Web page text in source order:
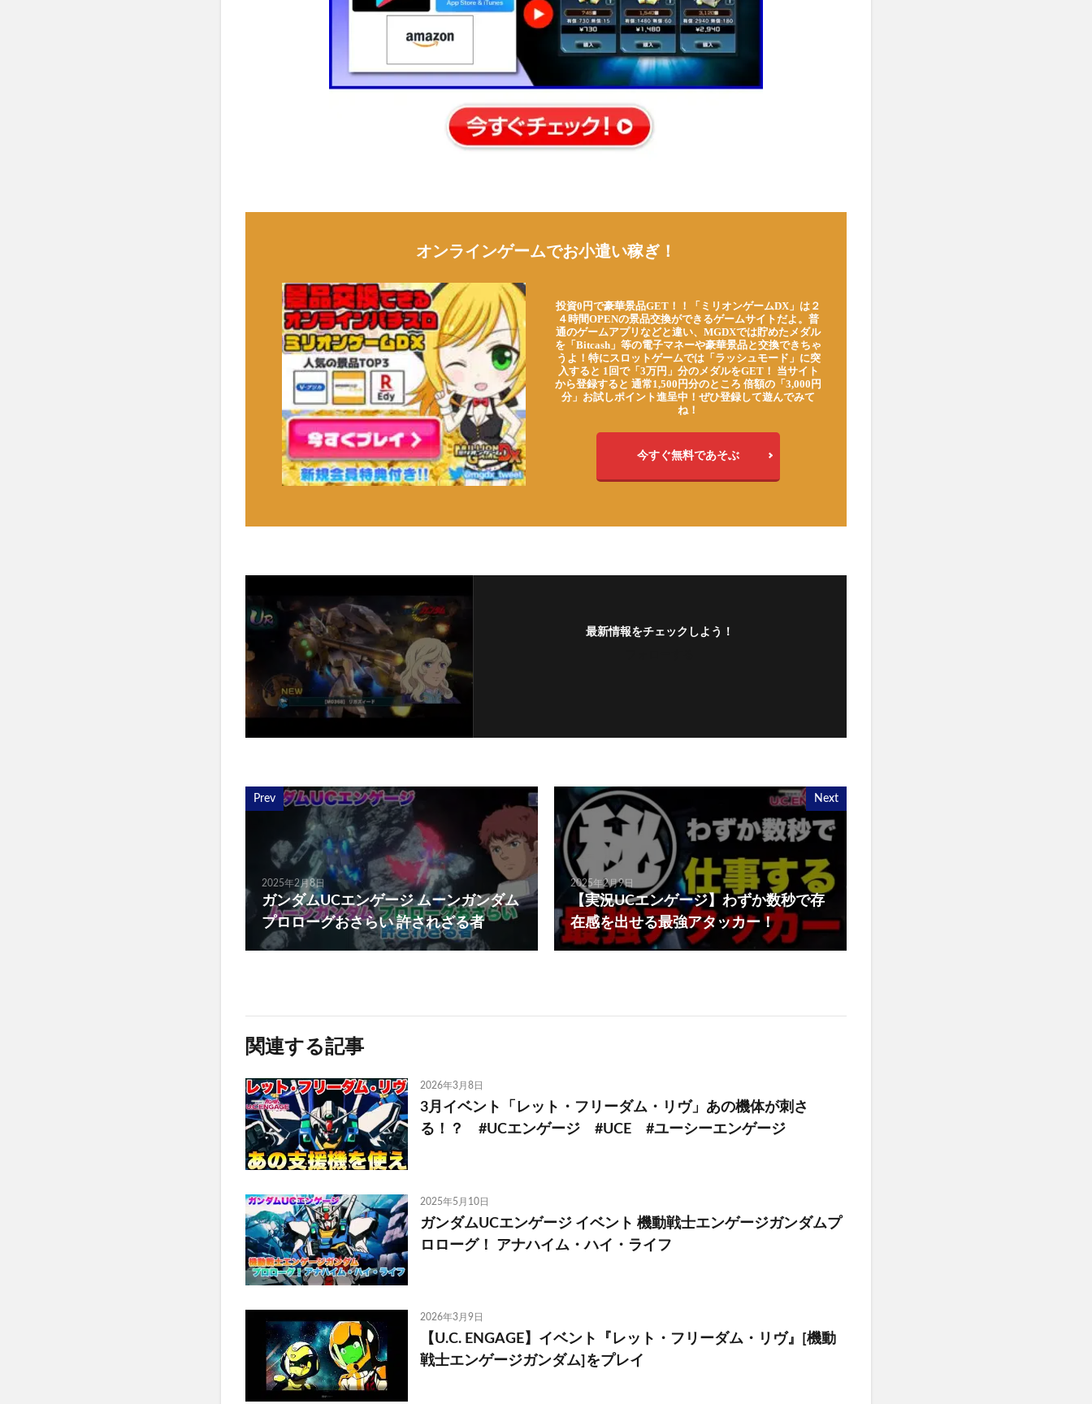
オンラインゲームでお小遣い稼ぎ！
投資0円で豪華景品GET！！「ミリオンゲームDX」は２
４時間OPENの景品交換ができるゲームサイトだよ。普
通のゲームアプリなどと違い、MGDXでは貯めたメダル
を「Bitcash」等の電子マネーや豪華景品と交換できちゃ
うよ！特にスロットゲームでは「ラッシュモード」に突
入すると 1回で「3万円」分のメダルをGET！ 当サイト
から登録すると 通常1,500円分のところ 倍額の「3,000円
分」お試しポイント進呈中！ぜひ登録して遊んでみて
ね！
今すぐ無料であそぶ
最新情報をチェックしよう！
Prev
2025年2月8日
ガンダムUCエンゲージ ムーンガンダム
プロローグおさらい 許されざる者
Next
2025年2月9日
【実況UCエンゲージ】わずか数秒で存
在感を出せる最強アタッカー！
関連する記事
2026年3月8日
3月イベント「レット・フリーダム・リヴ」あの機体が刺さ
る！？ #UCエンゲージ #UCE #ユーシーエンゲージ
2025年5月10日
ガンダムUCエンゲージ イベント 機動戦士エンゲージガンダムプ
ロローグ！ アナハイム・ハイ・ライフ
2026年3月9日
【U.C. ENGAGE】イベント『レット・フリーダム・リヴ』[機動
戦士エンゲージガンダム]をプレイ